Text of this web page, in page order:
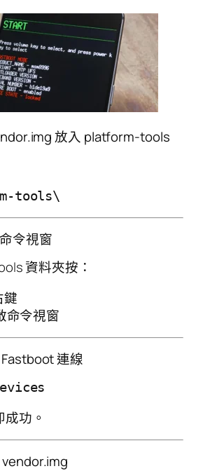
放入 platform-tools
令視窗
資料夾按：
鍵
命令視窗
連線
成功。